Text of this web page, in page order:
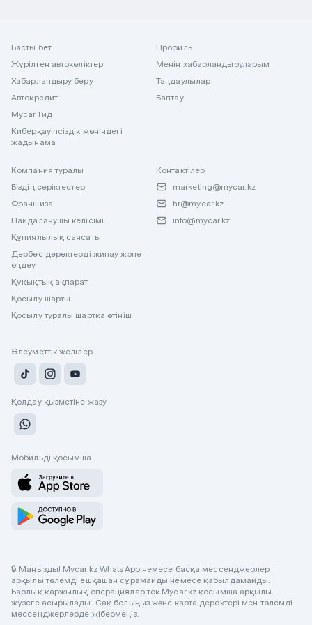
Басты бет
Жүрілген автокөліктер
Хабарландыру беру
Автокредит
Mycar Гид
Киберқауіпсіздік жөніндегі
жадынама
Профиль
Менің хабарландыруларым
Таңдаулылар
Баптау
Компания туралы
Біздің серіктестер
Франшиза
Пайдаланушы келісімі
Құпиялылық саясаты
Дербес деректерді жинау және
өңдеу
Құқықтық ақпарат
Қосылу шарты
Қосылу туралы шартқа өтініш
Контактілер
marketing@mycar.kz
hr@mycar.kz
info@mycar.kz
Әлеуметтік желілер
Қолдау қызметіне жазу
Мобильді қосымша
🔒 Маңызды! Mycar.kz WhatsApp немесе басқа мессенджерлер
арқылы төлемді ешқашан сұрамайды немесе қабылдамайды.
Барлық қаржылық операциялар тек Mycar.kz қосымша арқылы
жүзеге асырылады. Сақ болыңыз және карта деректері мен төлемді
мессенджерлерде жібермеңіз.